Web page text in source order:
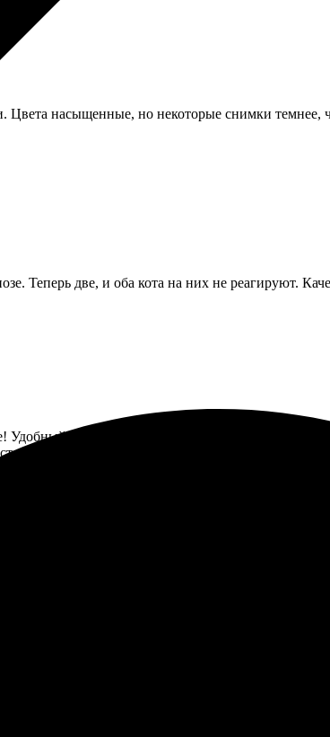
Цвета насыщенные, но некоторые снимки
Теперь две, и оба кота на них не реагируют.
Удобный онлайн-редактор, всё легко
только положительные эмоции! Буду
Процесс заказа очень удобный, всё
Рекомендую всем, кто хочет хорошие